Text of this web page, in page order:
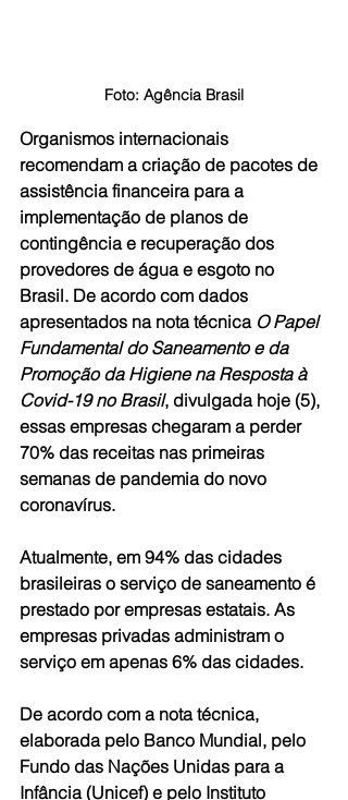
Foto: Agência Brasil
Organismos internacionais
recomendam a criação de pacotes de
assistência financeira para a
implementação de planos de
contingência e recuperação dos
provedores de água e esgoto no
Brasil. De acordo com dados
apresentados na nota técnica O Papel
Fundamental do Saneamento e da
Promoção da Higiene na Resposta à
Covid-19 no Brasil, divulgada hoje (5),
essas empresas chegaram a perder
70% das receitas nas primeiras
semanas de pandemia do novo
coronavírus.
Atualmente, em 94% das cidades
brasileiras o serviço de saneamento é
prestado por empresas estatais. As
empresas privadas administram o
serviço em apenas 6% das cidades.
De acordo com a nota técnica,
elaborada pelo Banco Mundial, pelo
Fundo das Nações Unidas para a
Infância (Unicef) e pelo Instituto